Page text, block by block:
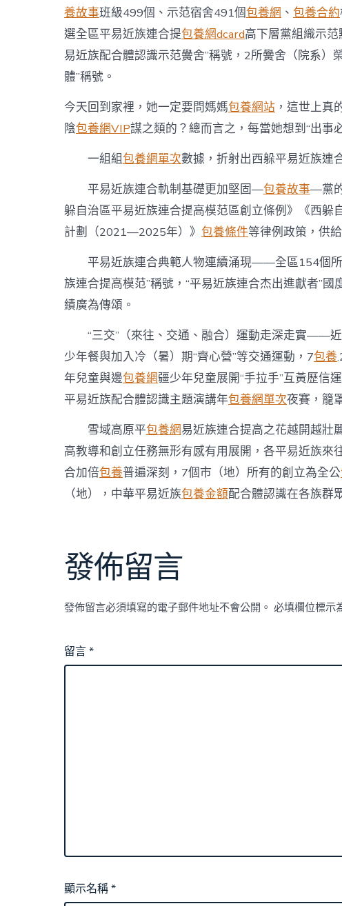
養故事班級499個、示范宿舍491個包養網 、 包養合約
選全區平易近族連合提包養網dcard高下層黨組織示
易近族配合體認識示范黌舍”稱號，2所黌舍（院系）
體”稱號。
今天回到家裡，她一定要問媽媽包養網站 ，這世上真
陰包養網VIP謀之類的？總而言之，每當她想到“出事
一組組包養網單次數據，折射出西躲平易近族連
平易近族連合軌制基礎更加堅固—包養故事—黨
躲自治區平易近族連合提高模范區創立條例》《西躲
計劃（2021—2025年）》 包養條件等律例政策，供
平易近族連合典範人物連續涌現——全區154個
族連合提高模范”稱號，“平易近族連合杰出進獻者”
績廣為傳頌。
“三交”（來往、交通、融合）運動走深走實——
少年餐與加入冷（暑）期“齊心營”等交通運動，7包養
年兒童與邊包養網疆少年兒童展開“手拉手”互黃歷信
平易近族配合體認識主題演講年包養網單次夜賽，籠
雪域高原平包養網易近族連合提高之花越開越壯
高教導和創立任務無形有感有用展開，各平易近族來
合加倍包養普遍深刻，7個市（地）所有的創立為全公
（地），中華平易近族包養金額配合體認識在各族群
發佈留言
發佈留言必須填寫的電子郵件地址不會公開。 必填欄位標示
留言*
顯示名稱*